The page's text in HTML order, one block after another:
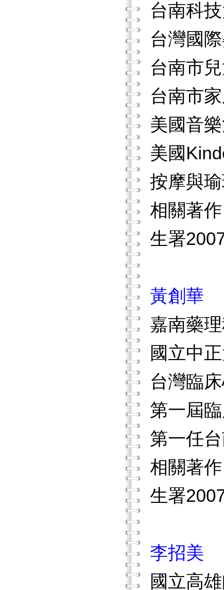
台南科
台灣國
台南市
台南市
美國音
美國
按摩與
相關著
生署
黃創華
嘉南藥
國立中
台灣臨
第一屆
第一任
相關著
生署
李招美
國立高